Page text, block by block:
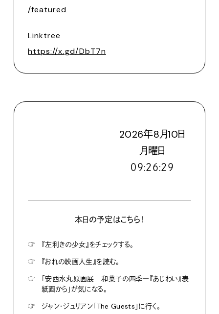
/featured
Linktree
https://x.gd/DbT7n
2026年8月10日
月曜日
０９:２６:３１
本日の予定はこちら！
☞
『左利きの少女』をチェックする。
☞
『おれの映画人生』を読む。
☞
「安西水丸原画展 和菓子の四季―『あじわい』表
紙画から」が気になる。
☞
ジャン・ジュリアン「The Guests」に行く。